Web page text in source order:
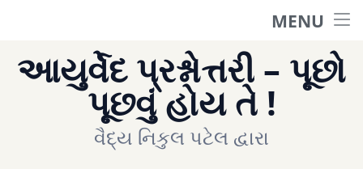
MENU
પ્રશ્ન પૂછો
પૂછાયેલા પ્રશ્નો
આયુર્વેદ પ્રશ્નોત્તરી – પૂછો
પૂછવું હોય તે !
વૈદ્ય નિકુલ પટેલ દ્વારા